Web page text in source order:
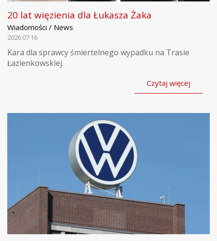
20 lat więzienia dla Łukasza Żaka
Wiadomości / News
2026.07.16
Kara dla sprawcy śmiertelnego wypadku na Trasie
Łazienkowskiej.
Czytaj więcej